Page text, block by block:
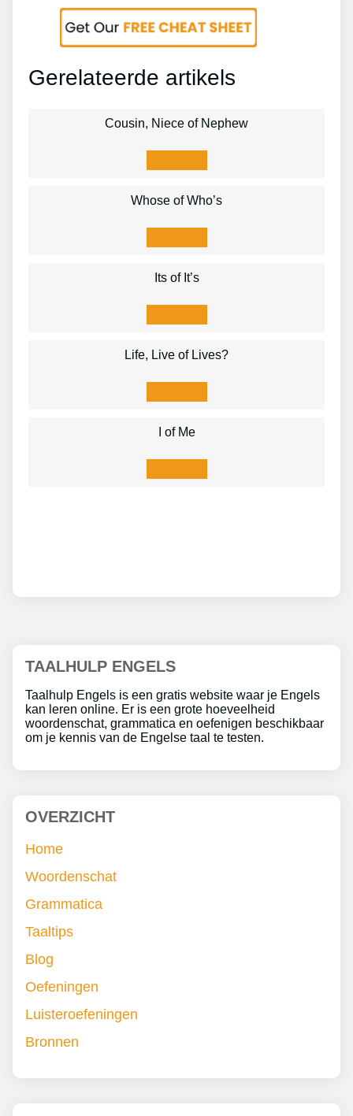
Gerelateerde artikels
Cousin, Niece of Nephew
Whose of Who’s
Its of It’s
Life, Live of Lives?
I of Me
TAALHULP ENGELS
Taalhulp Engels is een gratis website waar je Engels
kan leren online. Er is een grote hoeveelheid
woordenschat, grammatica en oefenigen beschikbaar
om je kennis van de Engelse taal te testen.
OVERZICHT
Home
Woordenschat
Grammatica
Taaltips
Blog
Oefeningen
Luisteroefeningen
Bronnen